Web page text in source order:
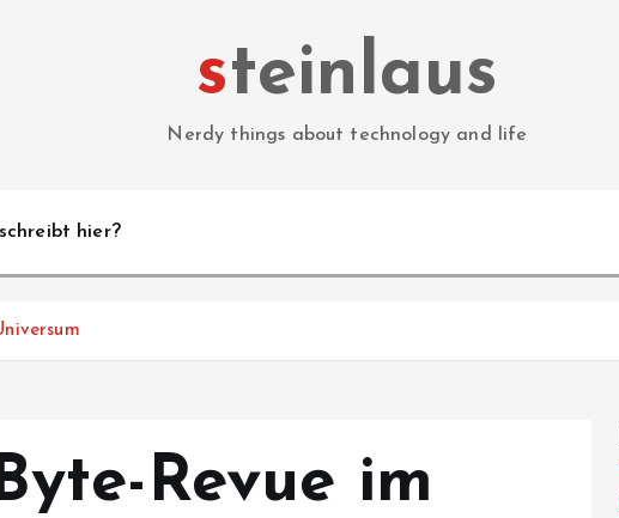
steinlaus
Nerdy things about technology and life
hier?
Revue im